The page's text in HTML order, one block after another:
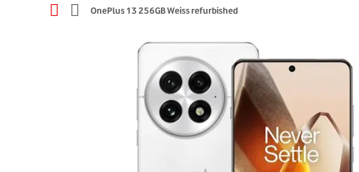
OnePlus 13 256GB Weiss refurbished